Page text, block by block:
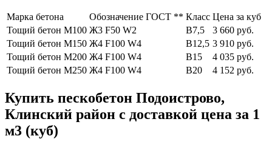
Марка бетона Обозначение ГОСТ ** Класс Цена за куб
Тощий бетон М100 Ж3 F50 W2 В7,5
3 660 руб.
Тощий бетон М150 Ж4 F100 W4 В12,5 3 910 руб.
Тощий бетон М200 Ж4 F100 W4 В15
4 035 руб.
Тощий бетон М250 Ж4 F100 W4 В20 4 152 руб.
Купить пескобетон Подоистрово,
Клинский район с доставкой цена за 1
м3 (куб)